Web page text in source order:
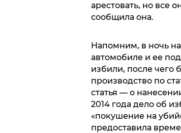
арестовать, но все
сообщила она.
Напомним, в ночь на
автомобиле и ее
избили, после чего
производство по
статья — о
2014 года дело об
«покушение на
предоставила